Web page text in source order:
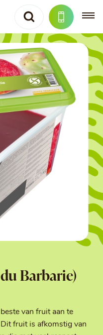
Barbarie)
van fruit aan te
fruit is afkomstig van